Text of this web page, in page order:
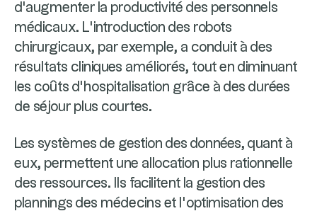
d'augmenter la productivité des personnels
médicaux. L’introduction des robots
chirurgicaux, par exemple, a conduit à des
résultats cliniques améliorés, tout en diminuant
les coûts d'hospitalisation grâce à des durées
de séjour plus courtes.
Les systèmes de gestion des données, quant à
eux, permettent une allocation plus rationnelle
des ressources. Ils facilitent la gestion des
plannings des médecins et l'optimisation des